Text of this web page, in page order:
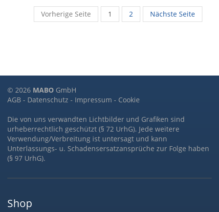
Vorherige Seite 1 2 Nächste Seite
© 2026 MABO GmbH
AGB - Datenschutz - Impressum - Cookie
Die von uns verwandten Lichtbilder und Grafiken sind
urheberrechtlich geschützt (§ 72 UrhG). Jede weitere
Verwendung/Verbreitung ist untersagt und kann
Unterlassungs- u. Schadensersatzansprüche zur Folge haben
(§ 97 UrhG).
Shop